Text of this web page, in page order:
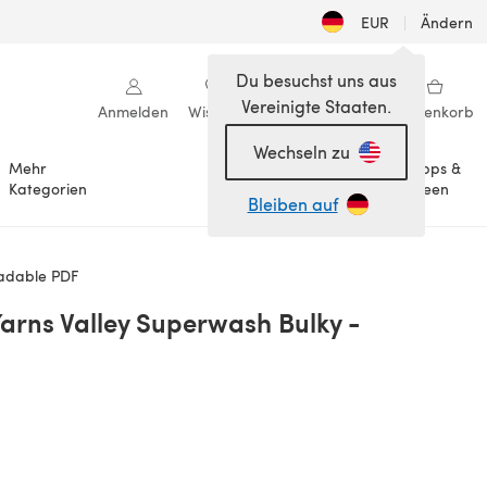
EUR | Ändern
Anmelden Wishlist Meine Bibliothek Warenkorb
Mehr
Kategorien
Anlässe
Tipps &
Ideen
Du besuchst uns aus
Vereinigte Staaten.
Wechseln zu
Bleiben auf
PDF
Valley Superwash Bulky -